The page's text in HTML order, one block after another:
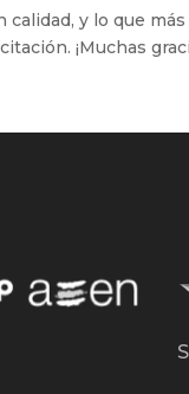
y lo que
¡Muchas